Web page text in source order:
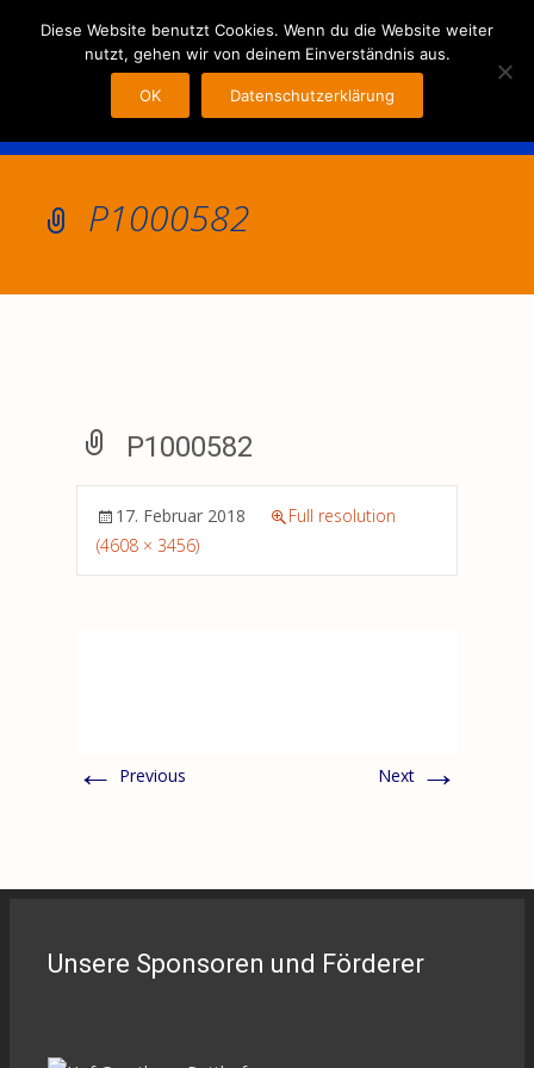
P1000582
P1000582
17. Februar 2018
Full resolution
(4608 × 3456)
← Previous Next →
Unsere Sponsoren und Förderer
MENU
Diese Website benutzt Cookies. Wenn du die Website weiter
nutzt, gehen wir von deinem Einverständnis aus.
OK Datenschutzerklärung